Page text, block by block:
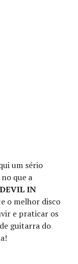
um sério
que a
DEVIL IN
o melhor disco
e praticar os
guitarra do